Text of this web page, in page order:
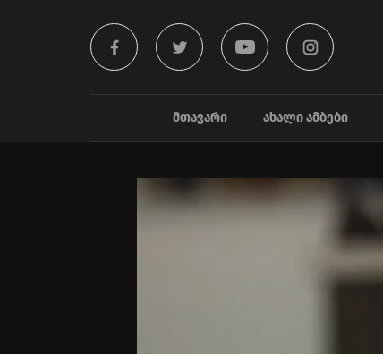
ᲛᲗᲐᲕᲐᲠᲘ ᲐᲮᲐᲚᲘ ᲐᲛᲑᲔᲑᲘ
Player